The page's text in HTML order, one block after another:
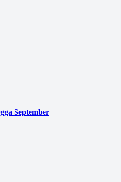
September